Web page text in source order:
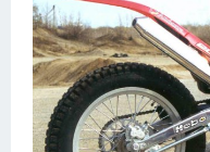
Тренажеры
Интерьеры квартир